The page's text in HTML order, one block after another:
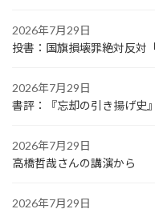
2026年7月29日
投書：国旗損壊罪絶対反対
2026年7月29日
書評：『忘却の引き揚げ史』
2026年7月29日
高橋哲哉さんの講演から
2026年7月29日